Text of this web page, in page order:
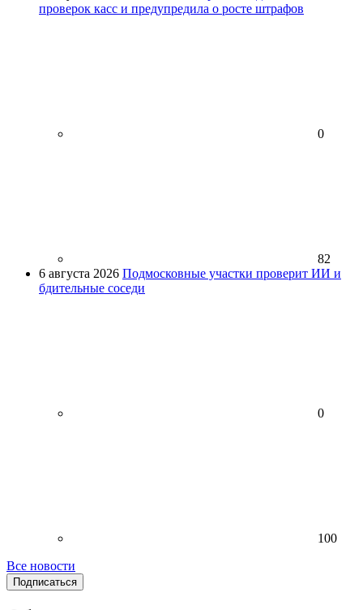
проверок касс и предупредила о росте штрафов
0
82
6 августа 2026 Подмосковные участки проверит ИИ и
бдительные соседи
0
100
Все новости
Подписаться